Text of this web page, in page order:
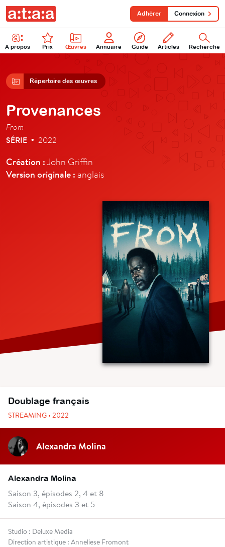
À propos Prix Œuvres Annuaire Guide Articles Recherche
Adhérer Connexion
Répertoire des œuvres
Provenances
From
SÉRIE • 2022
Création :John Griffin
Version originale : anglais
Doublage français
STREAMING • 2022
Alexandra Molina
Alexandra Molina
Saison 3, épisodes 2, 4 et 8
Saison 4, épisodes 3 et 5
Studio : Deluxe Media
Direction artistique : Anneliese Fromont